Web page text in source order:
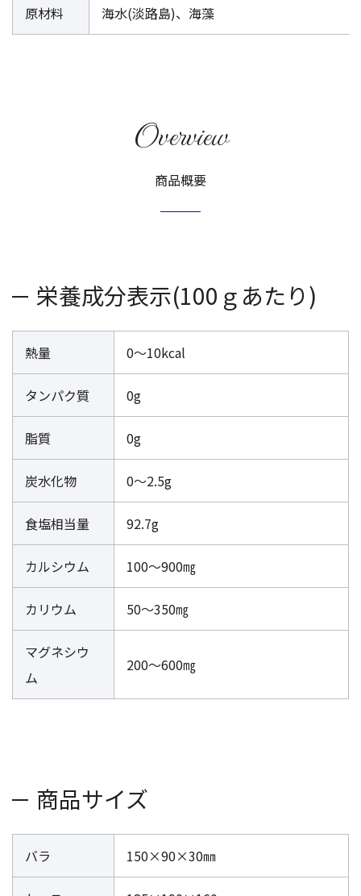
原材料 海水(淡路島)、海藻
Overview
商品概要
栄養成分表示(100ｇあたり)
熱量 0～10kcal
タンパク質 0g
脂質 0g
炭水化物 0～2.5g
食塩相当量 92.7g
カルシウム 100～900㎎
カリウム 50～350㎎
マグネシウ
ム
200～600㎎
商品サイズ
バラ 150×90×30㎜